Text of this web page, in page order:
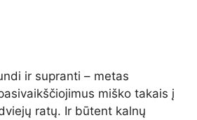
ir supranti – metas
miško takais į
ratų. Ir būtent kalnų